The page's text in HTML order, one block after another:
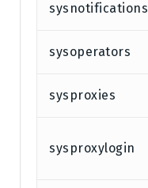
sysnotifications
sysoperators
sysproxies
sysproxylogin